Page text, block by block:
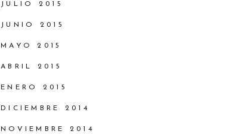
JULIO 2015
JUNIO 2015
MAYO 2015
ABRIL 2015
ENERO 2015
DICIEMBRE 2014
NOVIEMBRE 2014